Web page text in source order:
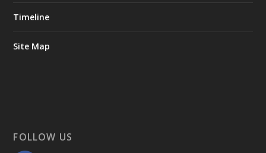
Timeline
Site Map
FOLLOW US